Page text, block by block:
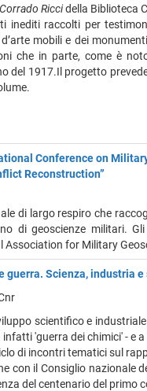
Riccidella Biblioteca
inediti raccolti per
mobili e dei
che in parte, come è
del 1917.Il progetto
Conference on
Reconstruction”
di largo respiro che
di geoscienze militari.
Association for Military
guerra. Scienza, industria
scientifico e
'guerra dei chimici' - e
di incontri tematici sul
con il Consiglio nazionale
del centenario del primo